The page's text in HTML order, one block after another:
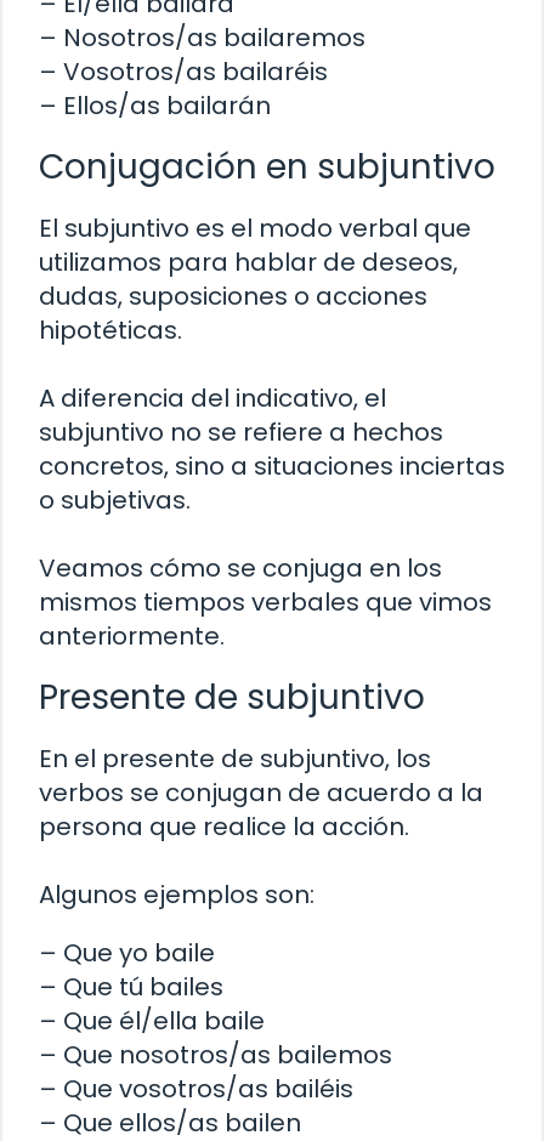
– Nosotros/as bailaremos
– Vosotros/as bailaréis
– Ellos/as bailarán
Conjugación en subjuntivo
El subjuntivo es el modo verbal que
utilizamos para hablar de deseos,
dudas, suposiciones o acciones
hipotéticas.
A diferencia del indicativo, el
subjuntivo no se refiere a hechos
concretos, sino a situaciones inciertas
o subjetivas.
Veamos cómo se conjuga en los
mismos tiempos verbales que vimos
anteriormente.
Presente de subjuntivo
En el presente de subjuntivo, los
verbos se conjugan de acuerdo a la
persona que realice la acción.
Algunos ejemplos son:
– Que yo baile
– Que tú bailes
– Que él/ella baile
– Que nosotros/as bailemos
– Que vosotros/as bailéis
– Que ellos/as bailen